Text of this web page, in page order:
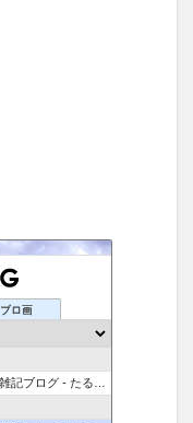
ブロ画
ログ - たるたろす